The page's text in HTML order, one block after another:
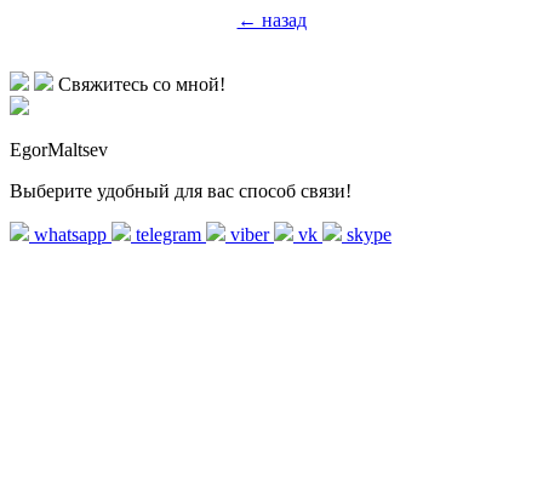
← назад
Свяжитесь со мной!
EgorMaltsev
Выберите удобный для вас способ связи!
whatsapp telegram viber vk skype